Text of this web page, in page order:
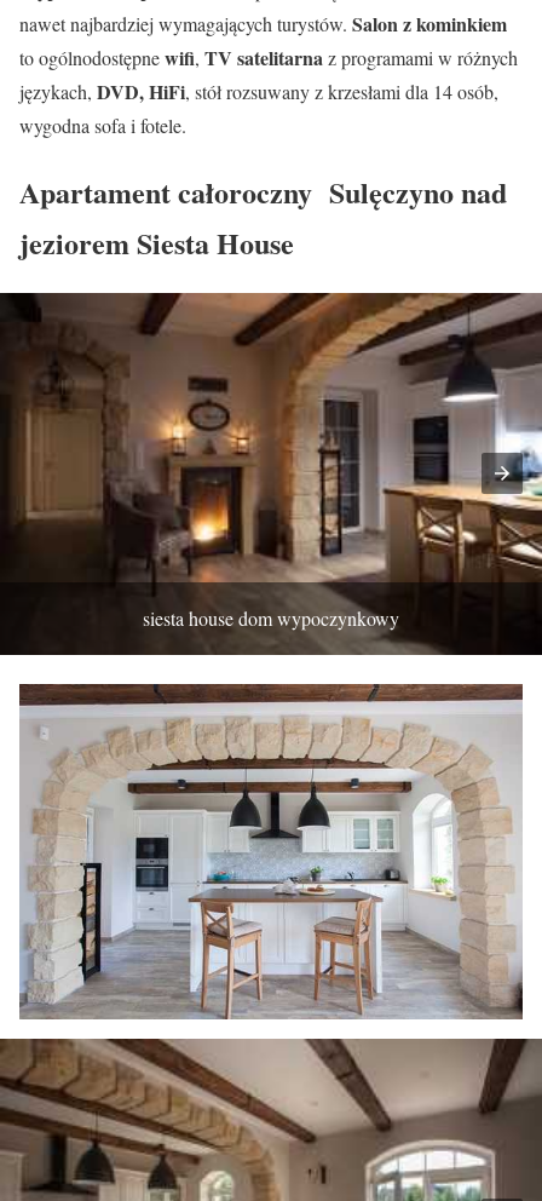
nawet najbardziej wymagających turystów. Salon z kominkiem
to ogólnodostępnewifi, TV satelitarnaz programami w różnych
językach, DVD, HiFi, stół rozsuwany z krzesłami dla 14 osób,
wygodna sofa i fotele.
Apartament całoroczny Sulęczyno nad
jeziorem Siesta House
siesta house dom wypoczynkowy